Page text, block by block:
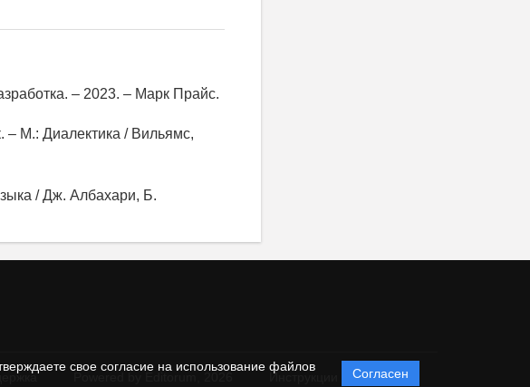
свое согласие на использование файлов
Согласен
– 2023. – Марк Прайс.
– М.: Диалектика / Вильямс,
/ Дж. Албахари, Б.
Инструкции